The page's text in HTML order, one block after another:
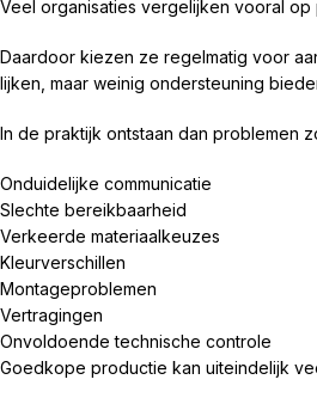
Veel organisaties vergelijken vooral op
Daardoor kiezen ze regelmatig voor
lijken, maar weinig ondersteuning
In de praktijk ontstaan dan problemen
Onduidelijke communicatie
Slechte bereikbaarheid
Verkeerde materiaalkeuzes
Kleurverschillen
Montageproblemen
Vertragingen
Onvoldoende technische controle
Goedkope productie kan uiteindelijk